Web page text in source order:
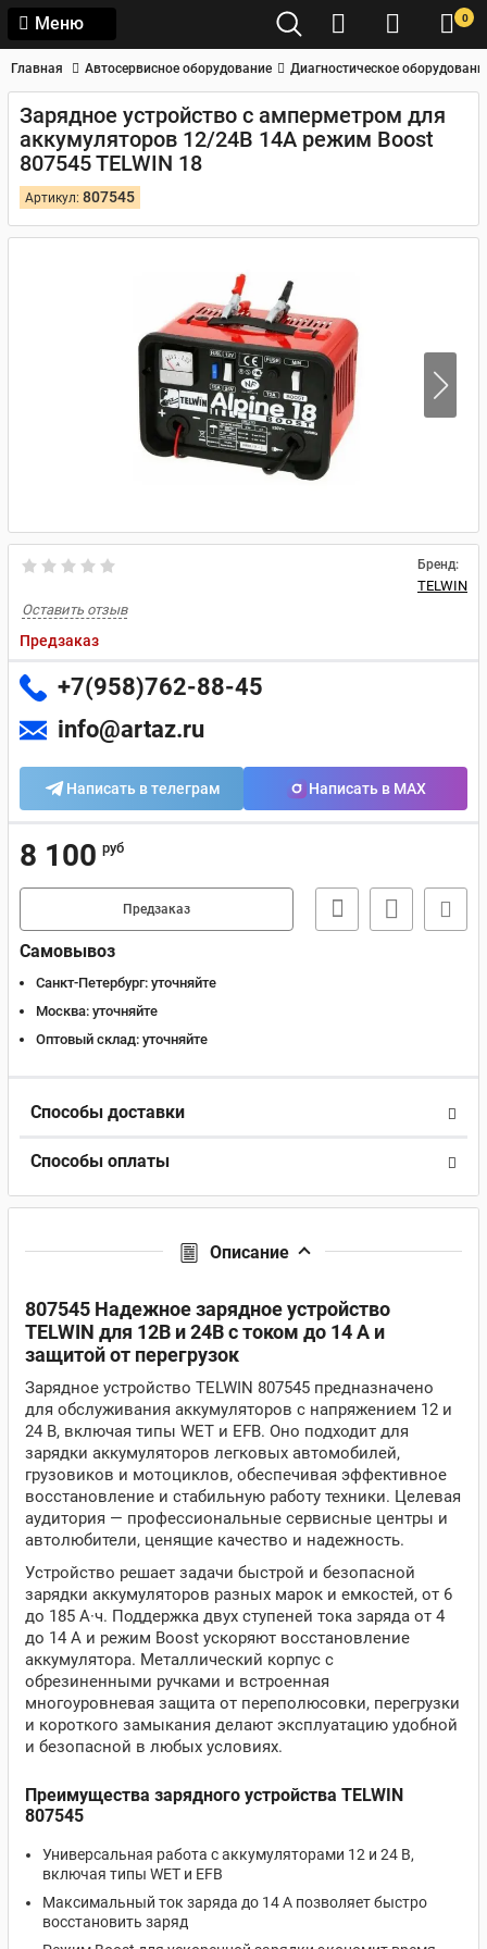
Меню 0
Главная Автосервисное оборудование Диагностическое
Зарядное устройство с амперметром для
аккумуляторов 12/24В 14А режим Boost
807545 TELWIN 18
Артикул: 807545
Бренд:
TELWIN
Оставить отзыв
Предзаказ
+7(958)762-88-45
info@artaz.ru
Написать в телеграм Написать в MAX
8 100 руб
Предзаказ
Самовывоз
Санкт-Петербург: уточняйте
Москва: уточняйте
Оптовый склад: уточняйте
Способы доставки
Способы оплаты
Описание
807545 Надежное зарядное устройство
TELWIN для 12В и 24В с током до 14 А и
защитой от перегрузок
Зарядное устройство TELWIN 807545 предназначено
для обслуживания аккумуляторов с напряжением 12 и
24 В, включая типы WET и EFB. Оно подходит для
зарядки аккумуляторов легковых автомобилей,
грузовиков и мотоциклов, обеспечивая эффективное
восстановление и стабильную работу техники. Целевая
аудитория — профессиональные сервисные центры и
автолюбители, ценящие качество и надежность.
Устройство решает задачи быстрой и безопасной
зарядки аккумуляторов разных марок и емкостей, от 6
до 185 А·ч. Поддержка двух ступеней тока заряда от 4
до 14 А и режим Boost ускоряют восстановление
аккумулятора. Металлический корпус с
обрезиненными ручками и встроенная
многоуровневая защита от переполюсовки, перегрузки
и короткого замыкания делают эксплуатацию удобной
и безопасной в любых условиях.
Преимущества зарядного устройства TELWIN
807545
Универсальная работа с аккумуляторами 12 и 24 В,
включая типы WET и EFB
Максимальный ток заряда до 14 А позволяет быстро
восстановить заряд